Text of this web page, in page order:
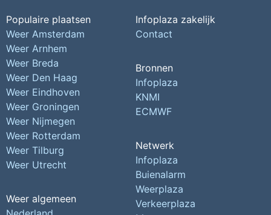
Populaire plaatsen
Weer Amsterdam
Weer Arnhem
Weer Breda
Weer Den Haag
Weer Eindhoven
Weer Groningen
Weer Nijmegen
Weer Rotterdam
Weer Tilburg
Weer Utrecht
Weer algemeen
Infoplaza zakelijk
Contact
Bronnen
Infoplaza
KNMI
ECMWF
Netwerk
Infoplaza
Buienalarm
Weerplaza
Verkeerplaza